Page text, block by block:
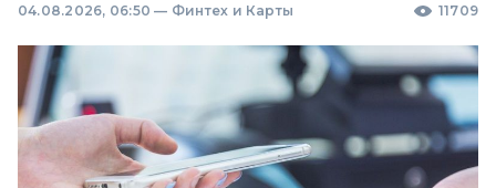
04.08.2026, 06:50 — Финтех и Карты 11709